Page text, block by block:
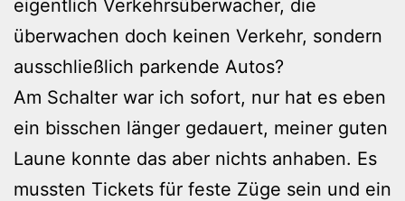
eigentlich Verkehrsüberwacher, die
überwachen doch keinen Verkehr, sondern
ausschließlich parkende Autos?
Am Schalter war ich sofort, nur hat es eben
ein bisschen länger gedauert, meiner guten
Laune konnte das aber nichts anhaben. Es
mussten Tickets für feste Züge sein und ein